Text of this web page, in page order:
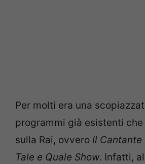
Per molti era una
programmi già esistenti che
sulla Rai, ovvero Il
Tale e Quale Show. Infatti,